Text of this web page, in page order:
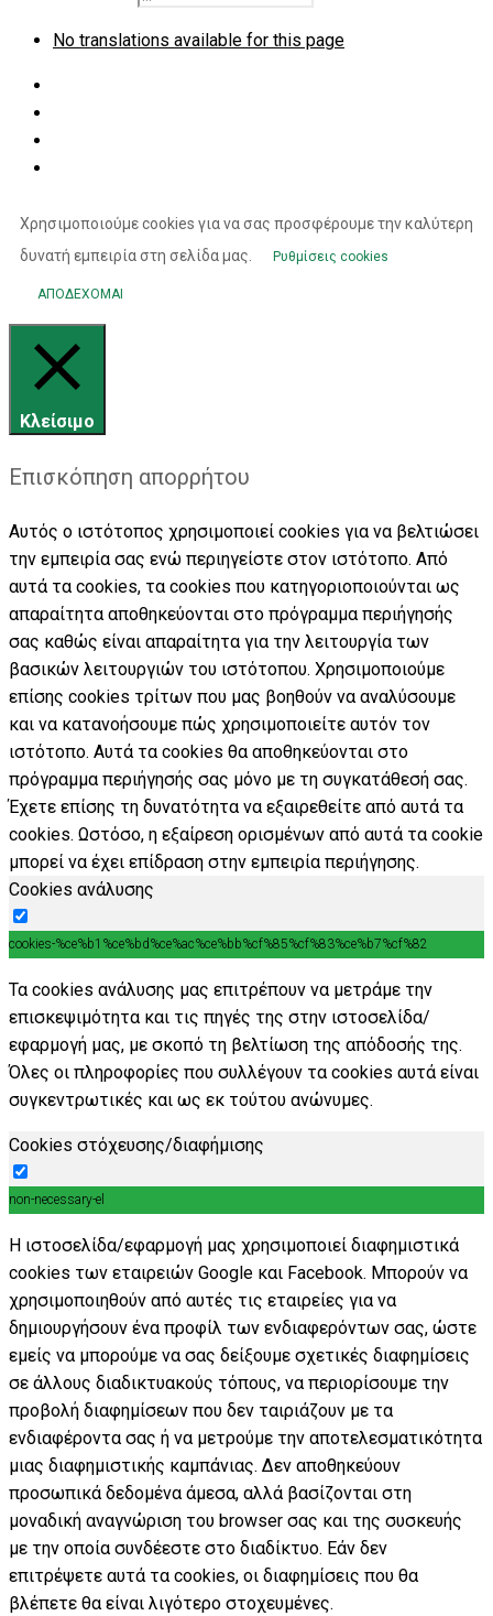
No translations available for this page
Χρησιμοποιούμε cookies για να σας προσφέρουμε την καλύτερη
δυνατή εμπειρία στη σελίδα μας.
Ρυθμίσεις cookies
ΑΠΟΔΕΧΟΜΑΙ
Κλείσιμο
Επισκόπηση απορρήτου
Αυτός ο ιστότοπος χρησιμοποιεί cookies για να βελτιώσει
την εμπειρία σας ενώ περιηγείστε στον ιστότοπο. Από
αυτά τα cookies, τα cookies που κατηγοριοποιούνται ως
απαραίτητα αποθηκεύονται στο πρόγραμμα περιήγησής
σας καθώς είναι απαραίτητα για την λειτουργία των
βασικών λειτουργιών του ιστότοπου. Χρησιμοποιούμε
επίσης cookies τρίτων που μας βοηθούν να αναλύσουμε
και να κατανοήσουμε πώς χρησιμοποιείτε αυτόν τον
ιστότοπο. Αυτά τα cookies θα αποθηκεύονται στο
πρόγραμμα περιήγησής σας μόνο με τη συγκατάθεσή σας.
Έχετε επίσης τη δυνατότητα να εξαιρεθείτε από αυτά τα
cookies. Ωστόσο, η εξαίρεση ορισμένων από αυτά τα cookie
μπορεί να έχει επίδραση στην εμπειρία περιήγησης.
Cookies ανάλυσης
cookies-%ce%b1%ce%bd%ce%ac%ce%bb%cf%85%cf%83%ce%b7%cf%82
Τα cookies ανάλυσης μας επιτρέπουν να μετράμε την
επισκεψιμότητα και τις πηγές της στην ιστοσελίδα/
εφαρμογή μας, με σκοπό τη βελτίωση της απόδοσής της.
Όλες οι πληροφορίες που συλλέγουν τα cookies αυτά είναι
συγκεντρωτικές και ως εκ τούτου ανώνυμες.
Cookies στόχευσης/διαφήμισης
non-necessary-el
Η ιστοσελίδα/εφαρμογή μας χρησιμοποιεί διαφημιστικά
cookies των εταιρειών Google και Facebook. Μπορούν να
χρησιμοποιηθούν από αυτές τις εταιρείες για να
δημιουργήσουν ένα προφίλ των ενδιαφερόντων σας, ώστε
εμείς να μπορούμε να σας δείξουμε σχετικές διαφημίσεις
σε άλλους διαδικτυακούς τόπους, να περιορίσουμε την
προβολή διαφημίσεων που δεν ταιριάζουν με τα
ενδιαφέροντα σας ή να μετρούμε την αποτελεσματικότητα
μιας διαφημιστικής καμπάνιας. Δεν αποθηκεύουν
προσωπικά δεδομένα άμεσα, αλλά βασίζονται στη
μοναδική αναγνώριση του browser σας και της συσκευής
με την οποία συνδέεστε στο διαδίκτυο. Εάν δεν
επιτρέψετε αυτά τα cookies, οι διαφημίσεις που θα
βλέπετε θα είναι λιγότερο στοχευμένες.